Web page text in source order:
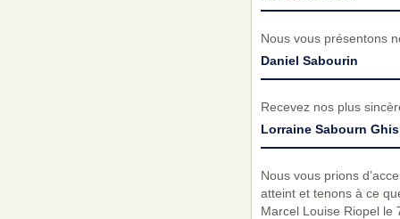
Nous vous présentons
Daniel Sabourin
Recevez nos plus
Lorraine Sabourn
Nous vous prions
atteint et tenons à ce
Marcel Louise Riopel le